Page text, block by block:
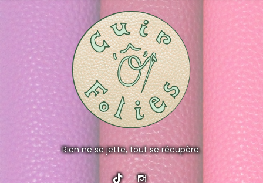
Rien ne se jette, tout se récupère.